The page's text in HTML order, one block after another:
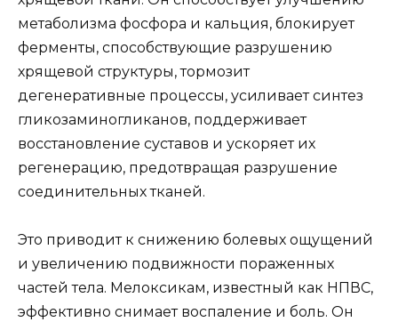
метаболизма фосфора и кальция, блокирует
ферменты, способствующие разрушению
хрящевой структуры, тормозит
дегенеративные процессы, усиливает синтез
гликозаминогликанов, поддерживает
восстановление суставов и ускоряет их
регенерацию, предотвращая разрушение
соединительных тканей.
Это приводит к снижению болевых ощущений
и увеличению подвижности пораженных
частей тела. Мелоксикам, известный как НПВС,
эффективно снимает воспаление и боль. Он